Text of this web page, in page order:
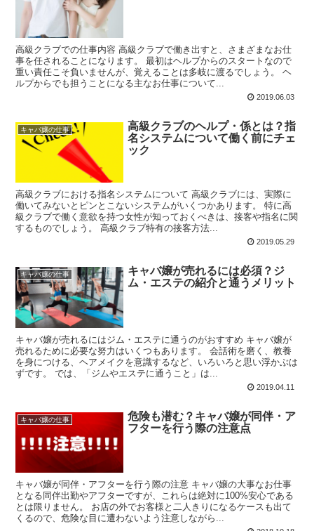
高級クラブでの仕事内容 高級クラブで働き出すと、さまざまなお仕
事を任されることになります。 最初はヘルプからのスタートなので
重い責任こそ負いませんが、覚えることは多岐に渡るでしょう。 ヘ
ルプからでも担うことになる主なお仕事について...
2019.06.03
キャバ嬢の仕事
高級クラブのヘルプ・係とは？指
名システムについて働く前にチェ
ック
高級クラブにおける指名システムについて 高級クラブには、実際に
働いてみないとピンとこないシステムがいくつかあります。 特に高
級クラブで働く意欲を持つ女性が知っておくべきは、接客や指名に関
するものでしょう。 高級クラブ特有の接客方法...
2019.05.29
キャバ嬢の仕事
キャバ嬢が売れるには必須？ジ
ム・エステの紹介と通うメリット
キャバ嬢が売れるにはジム・エステに通うのがおすすめ キャバ嬢が
売れるために必要な努力はいくつもあります。 会話術を磨く、教養
を身につける、ヘアメイクを意識するなど、いろいろと思い浮かぶは
ずです。 では、「ジムやエステに通うこと」は...
2019.04.11
キャバ嬢の仕事
危険も潜む？キャバ嬢が同伴・ア
フターを行う際の注意点
キャバ嬢が同伴・アフターを行う際の注意 キャバ嬢の大事なお仕事
となる同伴出勤やアフターですが、これらは絶対に100%安心である
とは限りません。 お店の外でお客様と二人きりになるケースも出て
くるので、危険な目に遭わないよう注意しながら...